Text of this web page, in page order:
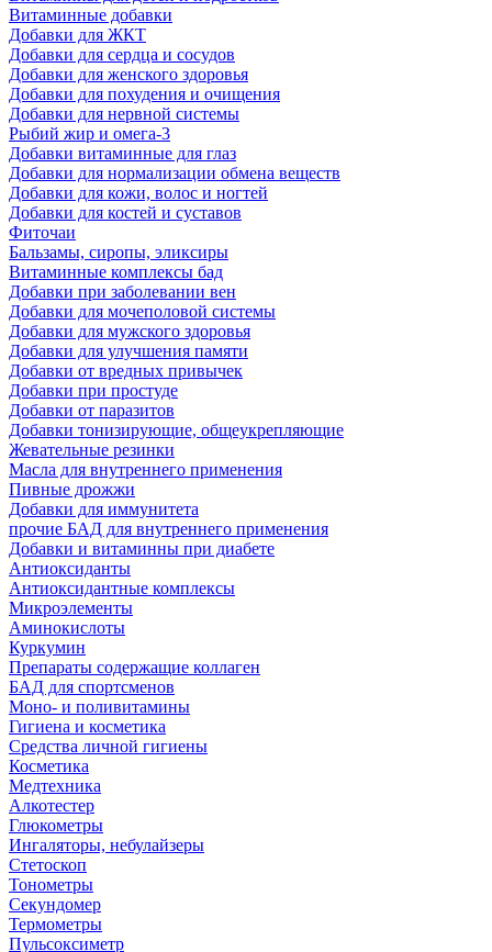
Витаминные добавки
Добавки для ЖКТ
Добавки для сердца и сосудов
Добавки для женского здоровья
Добавки для похудения и очищения
Добавки для нервной системы
Рыбий жир и омега-3
Добавки витаминные для глаз
Добавки для нормализации обмена веществ
Добавки для кожи, волос и ногтей
Добавки для костей и суставов
Фиточаи
Бальзамы, сиропы, эликсиры
Витаминные комплексы бад
Добавки при заболевании вен
Добавки для мочеполовой системы
Добавки для мужского здоровья
Добавки для улучшения памяти
Добавки от вредных привычек
Добавки при простуде
Добавки от паразитов
Добавки тонизирующие, общеукрепляющие
Жевательные резинки
Масла для внутреннего применения
Пивные дрожжи
Добавки для иммунитета
прочие БАД для внутреннего применения
Добавки и витаминны при диабете
Антиоксиданты
Антиоксидантные комплексы
Микроэлементы
Аминокислоты
Куркумин
Препараты содержащие коллаген
БАД для спортсменов
Моно- и поливитамины
Гигиена и косметика
Средства личной гигиены
Косметика
Медтехника
Алкотестер
Глюкометры
Ингаляторы, небулайзеры
Стетоскоп
Тонометры
Секундомер
Термометры
Пульсоксиметр